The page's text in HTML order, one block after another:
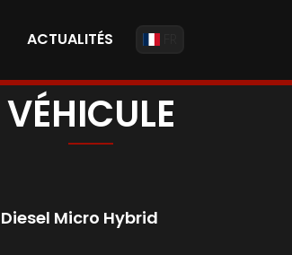
ACTUALITÉS FR
VÉHICULE
Micro Hybrid